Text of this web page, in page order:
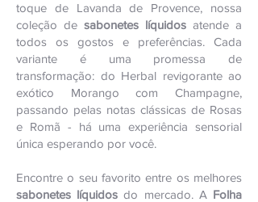
toque de Lavanda de Provence, nossa
coleção de sabonetes líquidos atende a
todos os gostos e preferências. Cada
variante é uma promessa de
transformação: do Herbal revigorante ao
exótico Morango com Champagne,
passando pelas notas clássicas de Rosas
e Romã - há uma experiência sensorial
única esperando por você.
Encontre o seu favorito entre os melhores
sabonetes líquidos do mercado. A Folha